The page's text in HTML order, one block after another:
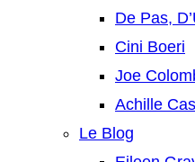
De Pas,
Cini Boeri
Joe
Achille
Le Blog